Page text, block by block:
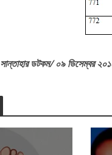
সান্তাহার ডটকম/ ০৯ ডিসেম্বর